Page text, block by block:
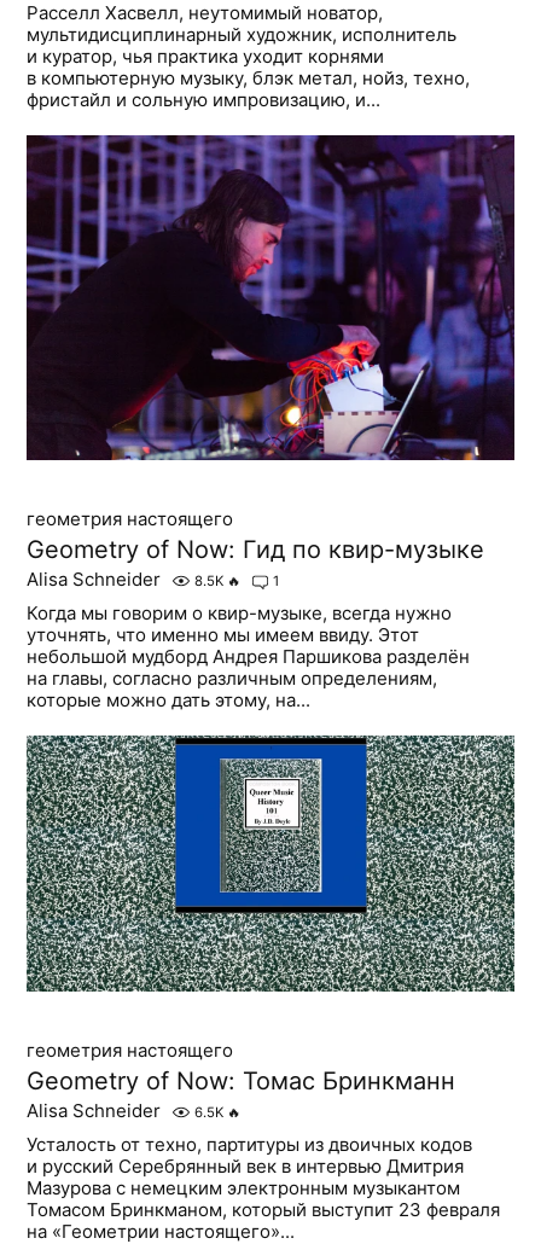
Расселл Хасвелл, неутомимый новатор,
мультидисциплинарный художник, исполнитель
и куратор, чья практика уходит корнями
в компьютерную музыку, блэк метал, нойз, техно,
фристайл и сольную импровизацию, и...
геометрия настоящего
Geometry of Now: Гид по квир-музыке
Alisa Schneider 8.5K 🔥 1
Когда мы говорим о квир-музыке, всегда нужно
уточнять, что именно мы имеем ввиду. Этот
небольшой мудборд Андрея Паршикова разделён
на главы, согласно различным определениям,
которые можно дать этому, на...
геометрия настоящего
Geometry of Now: Томас Бринкманн
Alisa Schneider 6.5K 🔥
Усталость от техно, партитуры из двоичных кодов
и русский Серебрянный век в интервью Дмитрия
Мазурова с немецким электронным музыкантом
Томасом Бринкманом, который выступит 23 февраля
на «Геометрии настоящего»...